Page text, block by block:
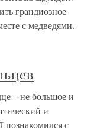
грандиозное
с медведями.
– не большое и
и
с